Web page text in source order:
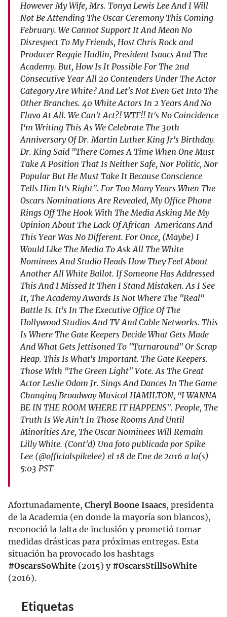
However My Wife, Mrs. Tonya Lewis Lee And I Will
Not Be Attending The Oscar Ceremony This Coming
February. We Cannot Support It And Mean No
Disrespect To My Friends, Host Chris Rock and
Producer Reggie Hudlin, President Isaacs And The
Academy. But, How Is It Possible For The 2nd
Consecutive Year All 20 Contenders Under The Actor
Category Are White? And Let's Not Even Get Into The
Other Branches. 40 White Actors In 2 Years And No
Flava At All. We Can't Act?! WTF!! It's No Coincidence
I'm Writing This As We Celebrate The 30th
Anniversary Of Dr. Martin Luther King Jr's Birthday.
Dr. King Said "There Comes A Time When One Must
Take A Position That Is Neither Safe, Nor Politic, Nor
Popular But He Must Take It Because Conscience
Tells Him It's Right". For Too Many Years When The
Oscars Nominations Are Revealed, My Office Phone
Rings Off The Hook With The Media Asking Me My
Opinion About The Lack Of African-Americans And
This Year Was No Different. For Once, (Maybe) I
Would Like The Media To Ask All The White
Nominees And Studio Heads How They Feel About
Another All White Ballot. If Someone Has Addressed
This And I Missed It Then I Stand Mistaken. As I See
It, The Academy Awards Is Not Where The "Real"
Battle Is. It's In The Executive Office Of The
Hollywood Studios And TV And Cable Networks. This
Is Where The Gate Keepers Decide What Gets Made
And What Gets Jettisoned To "Turnaround" Or Scrap
Heap. This Is What's Important. The Gate Keepers.
Those With "The Green Light" Vote. As The Great
Actor Leslie Odom Jr. Sings And Dances In The Game
Changing Broadway Musical HAMILTON, "I WANNA
BE IN THE ROOM WHERE IT HAPPENS". People, The
Truth Is We Ain't In Those Rooms And Until
Minorities Are, The Oscar Nominees Will Remain
Lilly White. (Cont'd) Una foto publicada por Spike
Lee (@officialspikelee) el 18 de Ene de 2016 a la(s)
5:03 PST
Afortunadamente, Cheryl Boone Isaacs, presidenta
de la Academia (en donde la mayoría son blancos),
reconoció la falta de inclusión y prometió tomar
medidas drásticas para próximas entregas. Esta
situación ha provocado los hashtags
#OscarsSoWhite (2015) y #OscarsStillSoWhite
(2016).
Etiquetas